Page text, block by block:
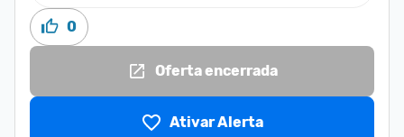
0
Oferta encerrada
Ativar Alerta